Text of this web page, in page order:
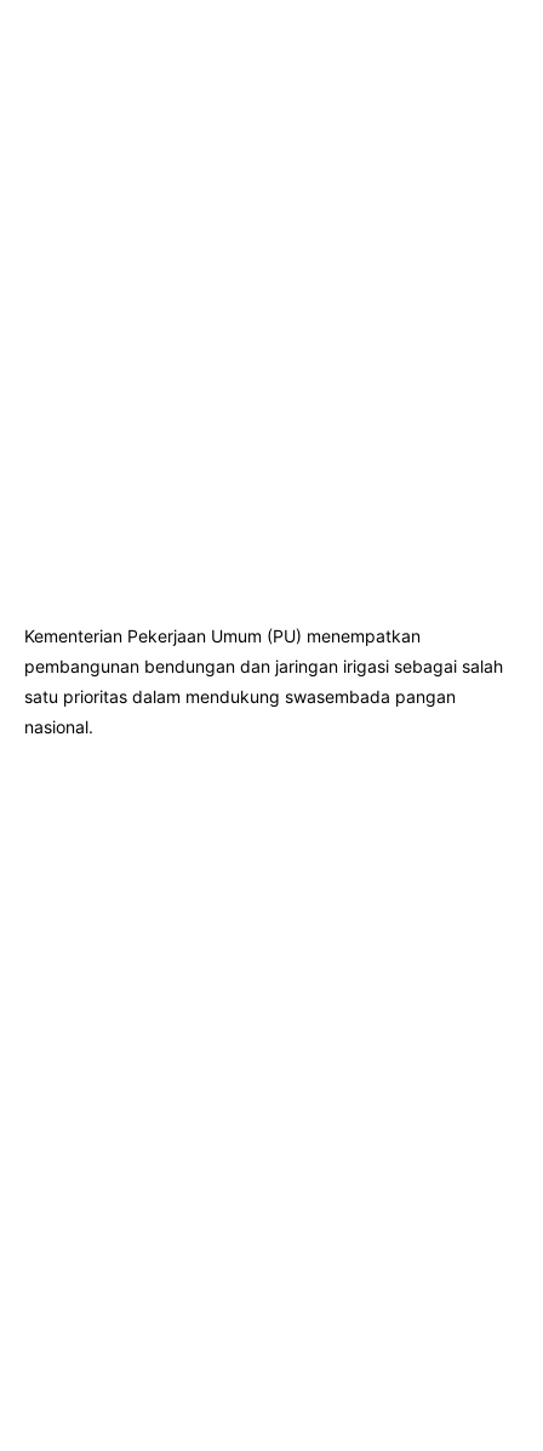
Kementerian Pekerjaan Umum (PU) menempatkan
pembangunan bendungan dan jaringan irigasi sebagai salah
satu prioritas dalam mendukung swasembada pangan
nasional.